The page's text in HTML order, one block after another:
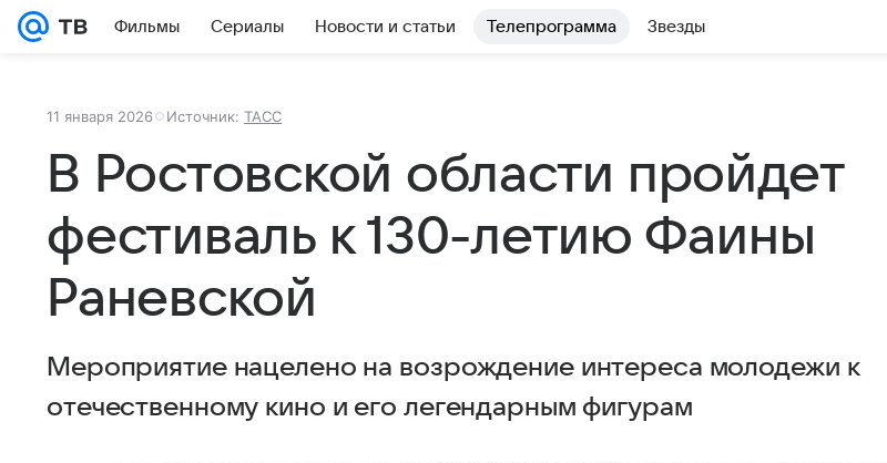
Фильмы Сериалы Новости и статьи Телепрограмма Звезды
11 января 2026 Источник: ТАСС
В Ростовской области пройдет
фестиваль к 130-летию Фаины
Раневской
Мероприятие нацелено на возрождение интереса молодежи к
отечественному кино и его легендарным фигурам